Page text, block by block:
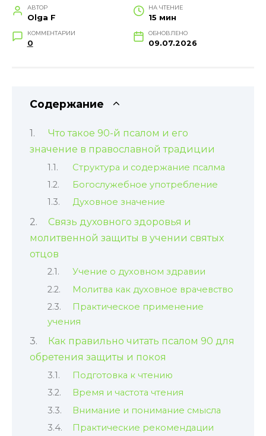
АВТОР
Olga F
НА ЧТЕНИЕ
15 мин
КОММЕНТАРИИ
0
ОБНОВЛЕНО
09.07.2026
Содержание
Что такое 90-й псалом и его
значение в православной традиции
Структура и содержание псалма
Богослужебное употребление
Духовное значение
Связь духовного здоровья и
молитвенной защиты в учении святых
отцов
Учение о духовном здравии
Молитва как духовное врачевство
Практическое применение
учения
Как правильно читать псалом 90 для
обретения защиты и покоя
Подготовка к чтению
Время и частота чтения
Внимание и понимание смысла
Практические рекомендации